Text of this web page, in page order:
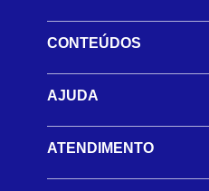
CONTEÚDOS
AJUDA
ATENDIMENTO